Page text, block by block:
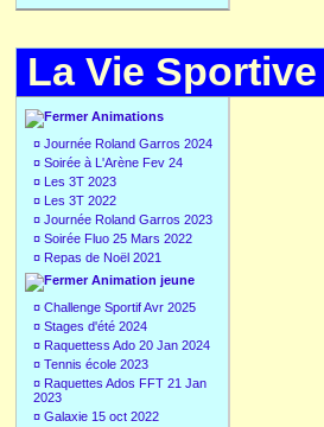
La Vie
Animations
¤ Journée Roland Garros 2024
¤ Soirée à L'Arène Fev 24
¤ Les 3T 2023
¤ Les 3T 2022
¤ Journée Roland Garros 2023
¤ Soirée Fluo 25 Mars 2022
¤ Repas de Noël 2021
Animation jeune
¤ Challenge Sportif Avr 2025
¤ Stages d'été 2024
¤ Raquettess Ado 20 Jan 2024
¤ Tennis école 2023
¤ Raquettes Ados FFT 21 Jan
2023
¤ Galaxie 15 oct 2022